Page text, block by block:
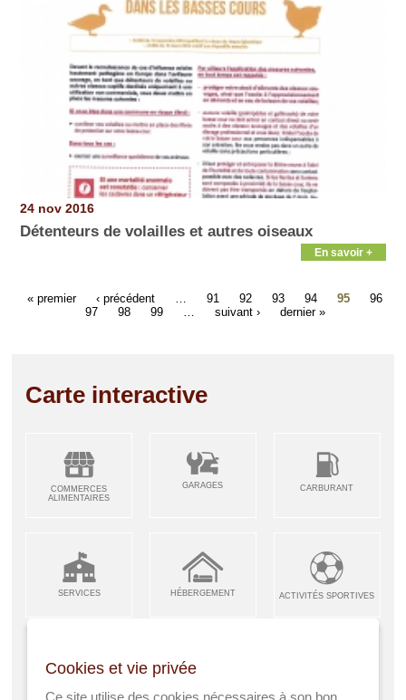
24 nov 2016
Détenteurs de volailles et autres oiseaux
En savoir +
« premier ‹ précédent 91 92 93 94 95
96
97
98 99 suivant › dernier »
Carte interactive
COMMERCES
ALIMENTAIRES
GARAGES CARBURANT
SERVICES HÉBERGEMENT ACTIVITÉS SPORTIVES
ARTISANS &
RESTAURANTS CAFÉS ENFANCE JEUNESSE
Cookies et vie privée
Ce site utilise des cookies nécessaires à son bon